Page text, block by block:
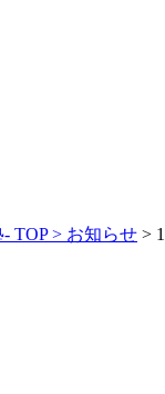
TOP > お知らせ >